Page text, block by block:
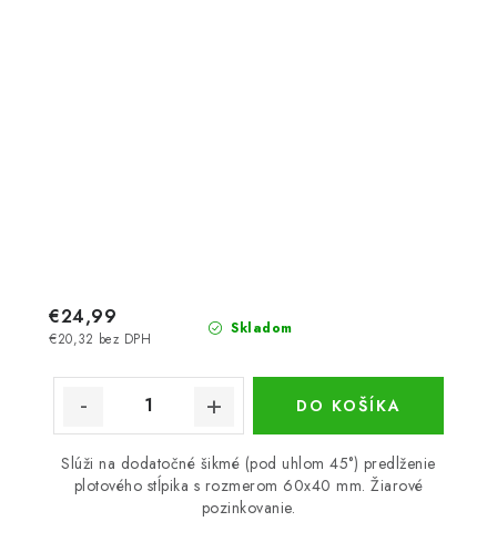
Skladom
€20,32 bez DPH
€24,99
DO KOŠÍKA
Slúži na dodatočné šikmé (pod uhlom 45°) predlženie
plotového stĺpika s rozmerom 60x40 mm. Žiarové
pozinkovanie.